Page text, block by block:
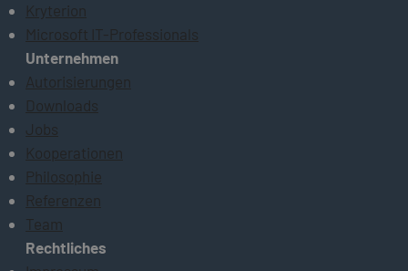
Kryterion
Microsoft IT-Professionals
Unternehmen
Autorisierungen
Downloads
Jobs
Kooperationen
Philosophie
Referenzen
Team
Rechtliches